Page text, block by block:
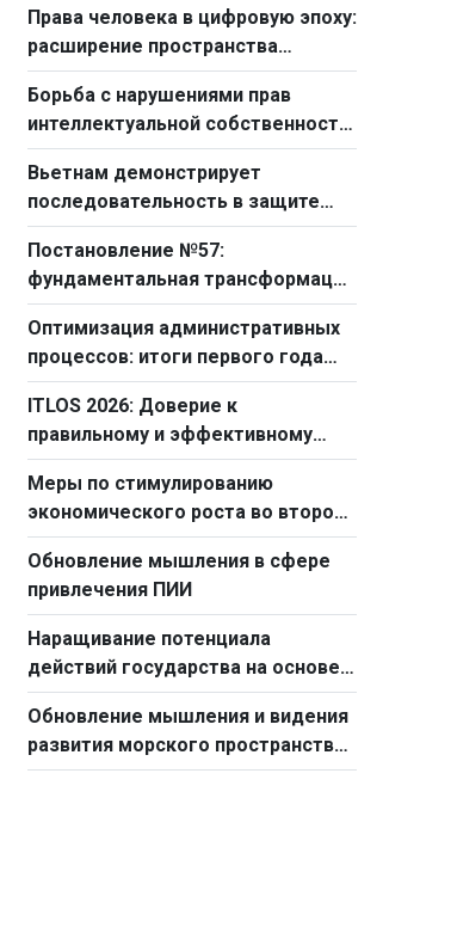
Права человека в цифровую эпоху:
расширение пространства
развития для каждого человека
Борьба с нарушениями прав
интеллектуальной собственности
- проявление современного
государственного управления
Вьетнам демонстрирует
последовательность в защите
прав детей
Постановление №57:
фундаментальная трансформация
мышления в области развития
Оптимизация административных
процессов: итоги первого года
реформы госаппарата
ITLOS 2026: Доверие к
правильному и эффективному
внешнеполитическому курсу
Меры по стимулированию
экономического роста во втором
полугодии 2026 года
Обновление мышления в сфере
привлечения ПИИ
Наращивание потенциала
действий государства на основе
стратегической
самостоятельности
Обновление мышления и видения
развития морского пространства
в новый период